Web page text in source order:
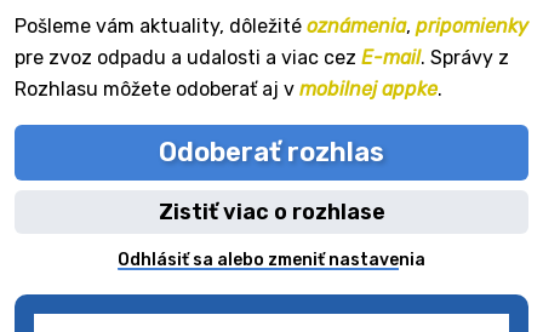
Pošleme vám aktuality, dôležité oznámenia, pripomienky
pre zvoz odpadu a udalosti a viac cez E-mail. Správy z
Rozhlasu môžete odoberať aj v mobilnej appke.
Odoberať rozhlas
Zistiť viac o rozhlase
Odhlásiť sa alebo zmeniť nastavenia